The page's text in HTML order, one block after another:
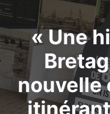
« Une
nouvelle